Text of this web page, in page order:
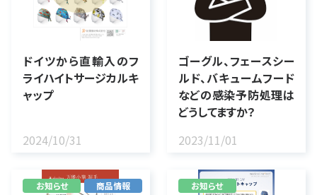
ドイツから直輸入のフ
ライハイトサージカルキ
ャップ
2024/10/31
ゴーグル、フェースシー
ルド、バキュームフード
などの感染予防処理は
どうしてますか？
2023/11/01
お知らせ 商品情報 お知らせ